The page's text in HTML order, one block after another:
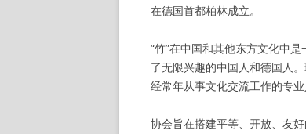
在德国首都柏林成立。
“竹”在中国和其他东方文化中
了无限兴趣的中国人和德国人
经常年从事文化交流工作的专业
协会旨在搭建平等、开放、友